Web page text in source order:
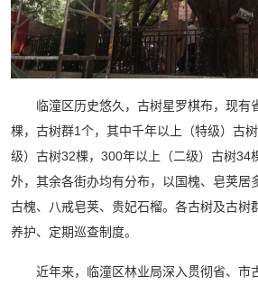
临潼区历史悠久，古树星罗棋布，现有
棵，古树群1个，其中千年以上（特级）古
级）古树32棵，300年以上（二级）古树34
外，其余各街办均有分布，以国槐、皂荚居
古槐、八戒皂荚、贵妃石榴。各古树及古树
养护、定期巡查制度。
近年来，临潼区林业局深入贯彻省、市